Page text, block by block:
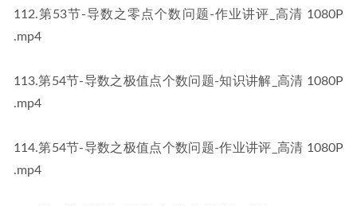
​112​.第53节-导数之零点个数问题-作业讲评_高清 1080P​​
.mp4
​113​.第54节-导数之极值点个数问题-知识讲解_高清 1080P​​
.mp4
​114​.第54节-导数之极值点个数问题-作业讲评_高清 1080P​​
.mp4